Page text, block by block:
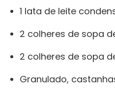
1 lata de leite
2 colheres de sopa
2 colheres de sopa
Granulado,